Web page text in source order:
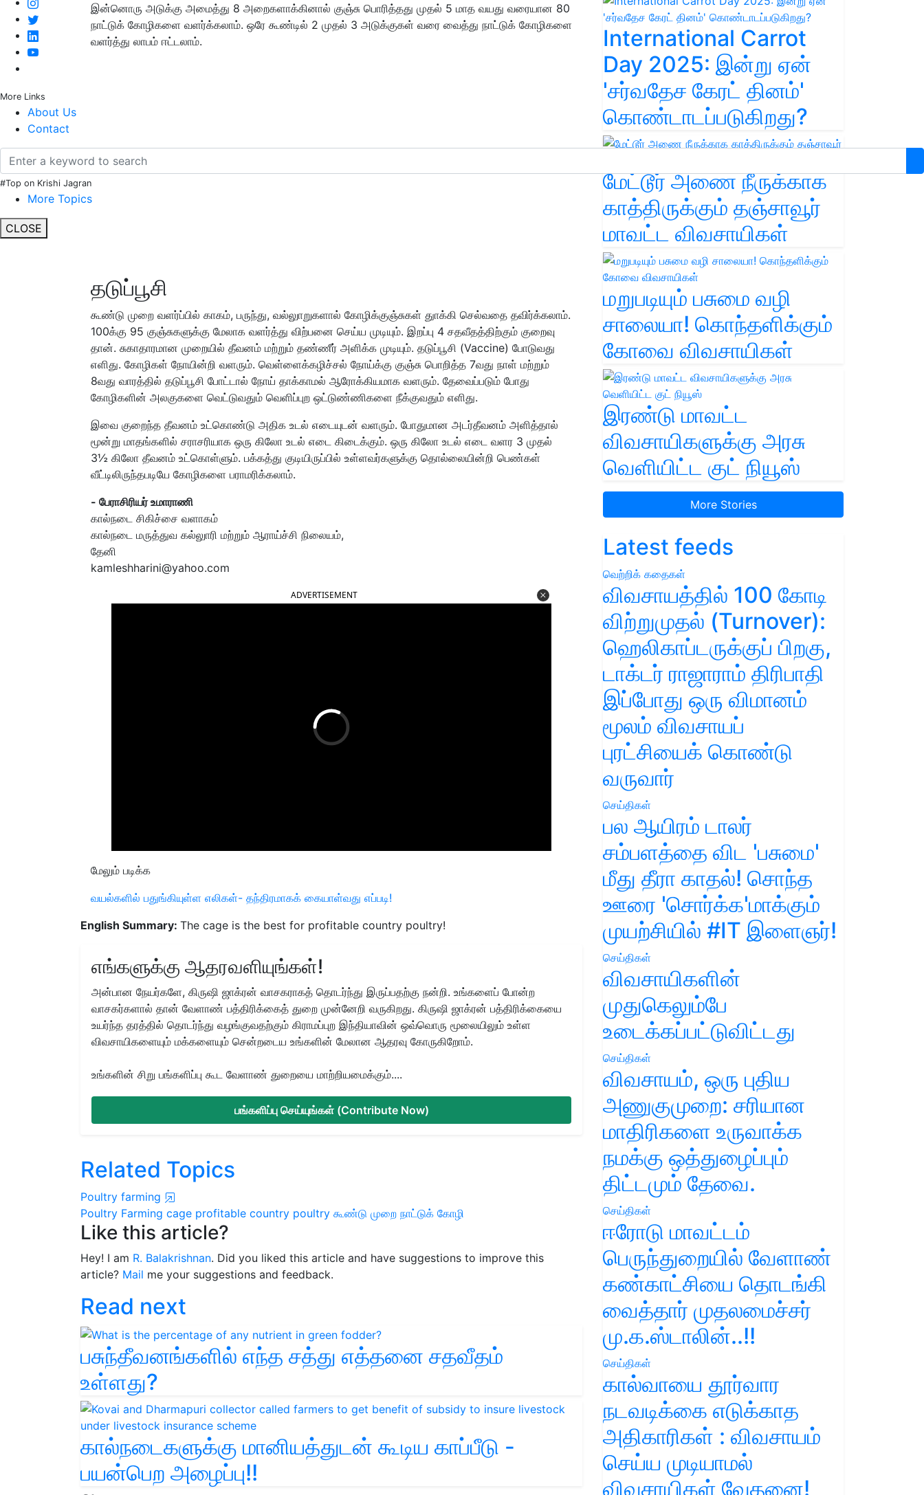
More Links
About Us
Contact
#Top on Krishi Jagran
More Topics
CLOSE
இன்னொரு அடுக்கு அமைத்து 8 அறைகளாக்கினால் குஞ்சு பொரித்தது முதல் 5 மாத வயது வரையான 80
நாட்டுக் கோழிகளை வளர்க்கலாம். ஒரே கூண்டில் 2 முதல் 3 அடுக்குகள் வரை வைத்து நாட்டுக் கோழிகளை
வளர்த்து லாபம் ஈட்டலாம்.
தடுப்பூசி
கூண்டு முறை வளர்ப்பில் காகம், பருந்து, வல்லுாறுகளால் கோழிக்குஞ்சுகள் துாக்கி செல்வதை தவிர்க்கலாம்.
100க்கு 95 குஞ்சுகளுக்கு மேலாக வளர்த்து விற்பனை செய்ய முடியும். இறப்பு 4 சதவீதத்திற்கும் குறைவு
தான். சுகாதாரமான முறையில் தீவனம் மற்றும் தண்ணீர் அளிக்க முடியும். தடுப்பூசி (Vaccine) போடுவது
எளிது. கோழிகள் நோயின்றி வளரும். வெள்ளைக்கழிச்சல் நோய்க்கு குஞ்சு பொறித்த 7வது நாள் மற்றும்
8வது வாரத்தில் தடுப்பூசி போட்டால் நோய் தாக்காமல் ஆரோக்கியமாக வளரும். தேவைப்படும் போது
கோழிகளின் அலகுகளை வெட்டுவதும் வெளிப்புற ஒட்டுண்ணிகளை நீக்குவதும் எளிது.
இவை குறைந்த தீவனம் உட்கொண்டு அதிக உடல் எடையுடன் வளரும். போதுமான அடர்தீவனம் அளித்தால்
மூன்று மாதங்களில் சராசரியாக ஒரு கிலோ உடல் எடை கிடைக்கும். ஒரு கிலோ உடல் எடை வளர 3 முதல்
3½ கிலோ தீவனம் உட்கொள்ளும். பக்கத்து குடியிருப்பில் உள்ளவர்களுக்கு தொல்லையின்றி பெண்கள்
வீட்டிலிருந்தபடியே கோழிகளை பராமரிக்கலாம்.
- பேராசிரியர் உமாராணி
கால்நடை சிகிச்சை வளாகம்
கால்நடை மருத்துவ கல்லுாரி மற்றும் ஆராய்ச்சி நிலையம்,
தேனி
kamleshharini@yahoo.com
ADVERTISEMENT
மேலும் படிக்க
வயல்களில் பதுங்கியுள்ள எலிகள்- தந்திரமாகக் கையாள்வது எப்படி!
English Summary: The cage is the best for profitable country poultry!
எங்களுக்கு ஆதரவளியுங்கள்!
அன்பான நேயர்களே, கிருஷி ஜாக்ரன் வாசகராகத் தொடர்ந்து இருப்பதற்கு நன்றி. உங்களைப் போன்ற
வாசகர்களால் தான் வேளாண் பத்திரிக்கைத் துறை முன்னேறி வருகிறது. கிருஷி ஜாக்ரன் பத்திரிக்கையை
உயர்ந்த தரத்தில் தொடர்ந்து வழங்குவதற்கும் கிராமப்புற இந்தியாவின் ஒவ்வொரு மூலையிலும் உள்ள
விவசாயிகளையும் மக்களையும் சென்றடைய உங்களின் மேலான ஆதரவு கோருகிறோம்.
உங்களின் சிறு பங்களிப்பு கூட வேளாண் துறையை மாற்றியமைக்கும்....
பங்களிப்பு செய்யுங்கள் (Contribute Now)
Related Topics
Poultry farming
Poultry Farming cage profitable country poultry கூண்டு முறை நாட்டுக் கோழி
Like this article?
Hey! I am R. Balakrishnan. Did you liked this article and have suggestions to improve this
article? Mail me your suggestions and feedback.
Read next
பசுந்தீவனங்களில் எந்த சத்து எத்தனை சதவீதம்
உள்ளது?
கால்நடைகளுக்கு மானியத்துடன் கூடிய காப்பீடு -
பயன்பெற அழைப்பு!!
International Carrot
Day 2025: இன்று ஏன்
'சர்வதேச கேரட் தினம்'
கொண்டாடப்படுகிறது?
மேட்டூர் அணை நீருக்காக
காத்திருக்கும் தஞ்சாவூர்
மாவட்ட விவசாயிகள்
மறுபடியும் பசுமை வழி
சாலையா! கொந்தளிக்கும்
கோவை விவசாயிகள்
இரண்டு மாவட்ட
விவசாயிகளுக்கு அரசு
வெளியிட்ட குட் நியூஸ்
More Stories
Latest feeds
வெற்றிக் கதைகள்
விவசாயத்தில் 100 கோடி
விற்றுமுதல் (Turnover):
ஹெலிகாப்டருக்குப் பிறகு,
டாக்டர் ராஜாராம் திரிபாதி
இப்போது ஒரு விமானம்
மூலம் விவசாயப்
புரட்சியைக் கொண்டு
வருவார்
செய்திகள்
பல ஆயிரம் டாலர்
சம்பளத்தை விட 'பசுமை'
மீது தீரா காதல்! சொந்த
ஊரை 'சொர்க்க'மாக்கும்
முயற்சியில் #IT இளைஞர்!
செய்திகள்
விவசாயிகளின்
முதுகெலும்பே
உடைக்கப்பட்டுவிட்டது
செய்திகள்
விவசாயம், ஒரு புதிய
அணுகுமுறை: சரியான
மாதிரிகளை உருவாக்க
நமக்கு ஒத்துழைப்பும்
திட்டமும் தேவை.
செய்திகள்
ஈரோடு மாவட்டம்
பெருந்துறையில் வேளாண்
கண்காட்சியை தொடங்கி
வைத்தார் முதலமைச்சர்
மு.க.ஸ்டாலின்..!!
செய்திகள்
கால்வாயை தூர்வார
நடவடிக்கை எடுக்காத
அதிகாரிகள் : விவசாயம்
செய்ய முடியாமல்
விவசாயிகள் வேதனை!